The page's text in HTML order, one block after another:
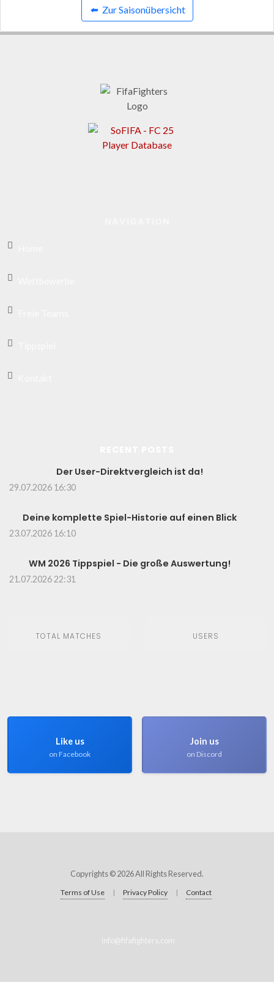
⬅️ Zur Saisonübersicht
Der User-Direktvergleich ist da!
29.07.2026 16:30
Deine komplette Spiel-Historie auf einen Blick
23.07.2026 16:10
WM 2026 Tippspiel - Die große Auswertung!
21.07.2026 22:31
TOTAL MATCHES USERS
Like us
on Facebook
Join us
on Discord
Copyrights © 2026 All Rights Reserved.
Terms of Use | Privacy Policy | Contact
info@fifafighters.com